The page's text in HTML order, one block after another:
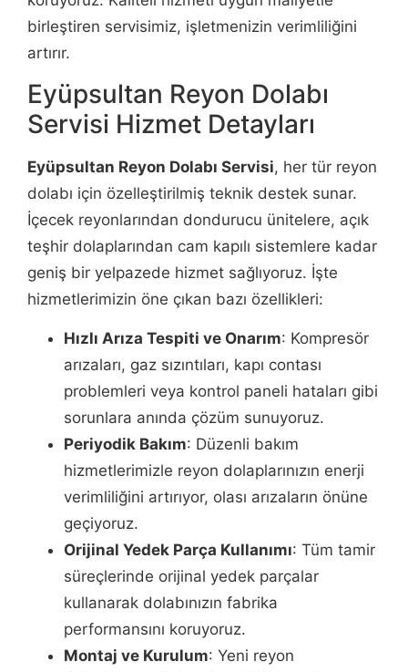
birleştiren servisimiz, işletmenizin verimliliğini
artırır.
Eyüpsultan Reyon Dolabı
Servisi Hizmet Detayları
Eyüpsultan Reyon Dolabı Servisi, her tür reyon
dolabı için özelleştirilmiş teknik destek sunar.
İçecek reyonlarından dondurucu ünitelere, açık
teşhir dolaplarından cam kapılı sistemlere kadar
geniş bir yelpazede hizmet sağlıyoruz. İşte
hizmetlerimizin öne çıkan bazı özellikleri:
Hızlı Arıza Tespiti ve Onarım: Kompresör
arızaları, gaz sızıntıları, kapı contası
problemleri veya kontrol paneli hataları gibi
sorunlara anında çözüm sunuyoruz.
Periyodik Bakım: Düzenli bakım
hizmetlerimizle reyon dolaplarınızın enerji
verimliliğini artırıyor, olası arızaların önüne
geçiyoruz.
Orijinal Yedek Parça Kullanımı: Tüm tamir
süreçlerinde orijinal yedek parçalar
kullanarak dolabınızın fabrika
performansını koruyoruz.
Montaj ve Kurulum: Yeni reyon